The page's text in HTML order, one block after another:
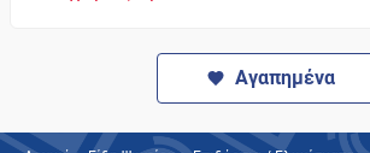
Αγαπημένα